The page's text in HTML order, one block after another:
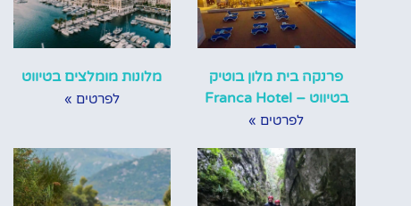
פרנקה בית מלון בוטיק
בטיווט – Franca Hotel
לפרטים »
מלונות מומלצים בטיווט
לפרטים »